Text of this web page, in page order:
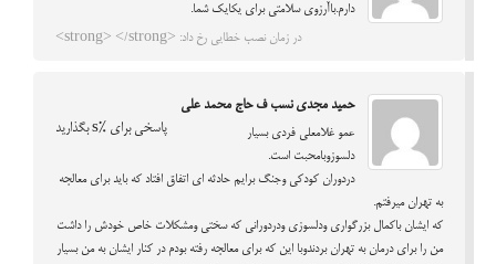
دارم.باآرزوی سلامتی برای یکایک شما.
در زمان نصب خطایی رخ داد: <strong> </strong>
حمید مجدی نسب ف حاج محمد علی
پاسخی برای %s بگذارید
عمو غلامعلی فردی بسیار
دلسوزوبامحبت است.
دردوران کودکی وجنگ برایم حادثه ای اتفاق افتاد که باید برای معالجه
به تهران میرفتم.
که ایشان باکمال بزرگواری ودلسوزی ودردورانی که سختی ومشکلات خاص خودش را داشت
من را برای درمان به تهران بردندوبا این که برای معالجه رفته بودم در کنار ایشان به من بسیار